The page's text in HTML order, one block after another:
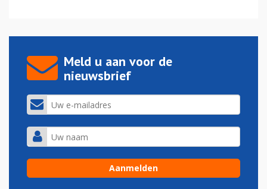
Meld u aan voor de
nieuwsbrief